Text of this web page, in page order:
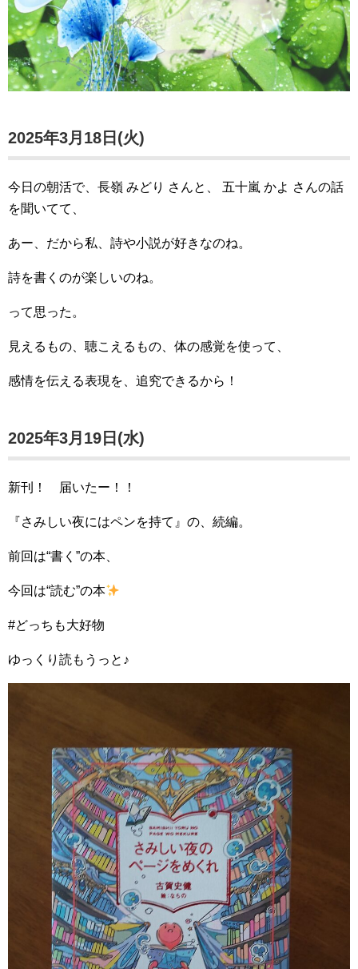
2025年3月18日(火)
今日の朝活で、長嶺 みどり さんと、 五十嵐 かよ さんの話
を聞いてて、
あー、だから私、詩や小説が好きなのね。
詩を書くのが楽しいのね。
って思った。
見えるもの、聴こえるもの、体の感覚を使って、
感情を伝える表現を、追究できるから！
2025年3月19日(水)
新刊！ 届いたー！！
『さみしい夜にはペンを持て』の、続編。
前回は“書く”の本、
今回は“読む”の本
#どっちも大好物
ゆっくり読もうっと♪